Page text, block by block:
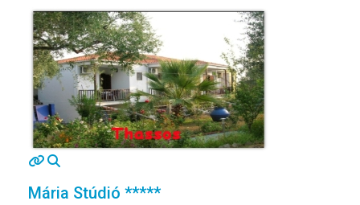
MOD_JTCS_VIEW_ARTICLE_LINK
Mária Stúdió *****